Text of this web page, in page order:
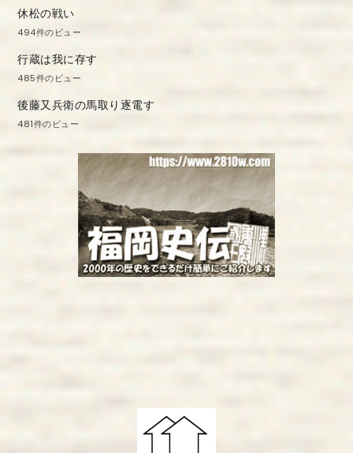
休松の戦い
494件のビュー
行蔵は我に存す
485件のビュー
後藤又兵衛の馬取り逐電す
481件のビュー